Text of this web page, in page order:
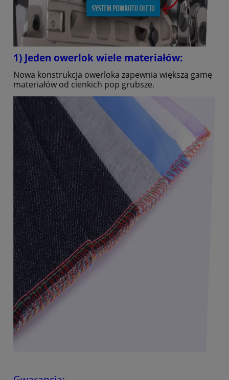
1) Jeden owerlok wiele materiałów:
Nowa konstrukcja owerloka zapewnia większą gamę
materiałów od cienkich pop grubsze.